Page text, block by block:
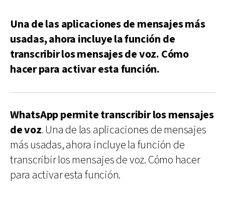
Una de las aplicaciones de mensajes más
usadas, ahora incluye la función de
transcribir los mensajes de voz. Cómo
hacer para activar esta función.
WhatsApp permite transcribir los mensajes
de voz. Una de las aplicaciones de mensajes
más usadas, ahora incluye la función de
transcribir los mensajes de voz. Cómo hacer
para activar esta función.